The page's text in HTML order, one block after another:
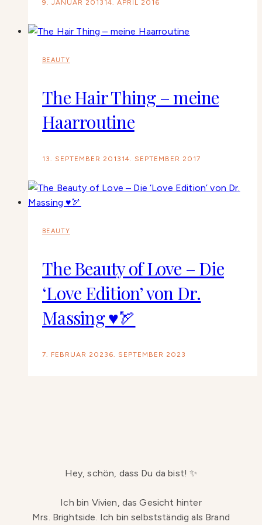
9. JANUAR 2013 14. APRIL 2016
BEAUTY
The Hair Thing – meine
Haarroutine
13. SEPTEMBER 2013 14. SEPTEMBER 2017
BEAUTY
The Beauty of Love – Die
‘Love Edition’ von Dr.
Massing ♥️🏹
7. FEBRUAR 2023 6. SEPTEMBER 2023
Hey, schön, dass Du da bist! ✨
Ich bin Vivien, das Gesicht hinter
Mrs. Brightside. Ich bin selbstständig als Brand